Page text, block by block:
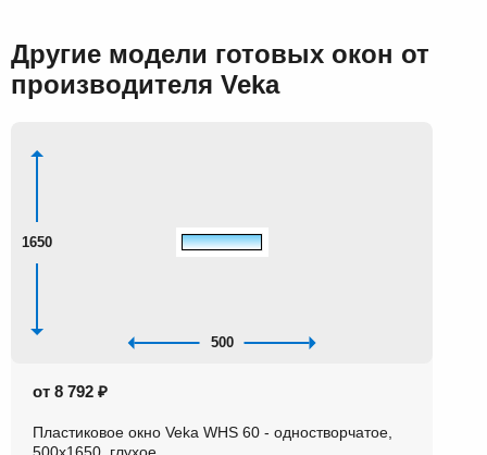
Другие модели готовых окон от
производителя Veka
1650
500
от 8 792 ₽
Пластиковое окно Veka WHS 60 - одностворчатое,
500x1650, глухое